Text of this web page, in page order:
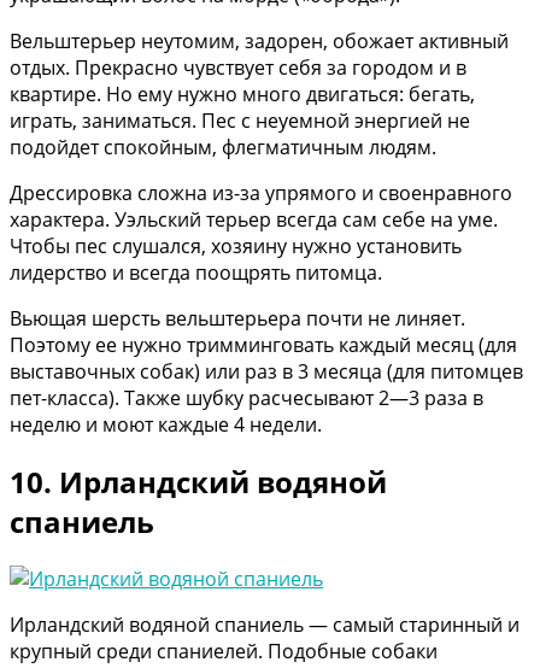
Вельштерьер неутомим, задорен, обожает активный
отдых. Прекрасно чувствует себя за городом и в
квартире. Но ему нужно много двигаться: бегать,
играть, заниматься. Пес с неуемной энергией не
подойдет спокойным, флегматичным людям.
Дрессировка сложна из-за упрямого и своенравного
характера. Уэльский терьер всегда сам себе на уме.
Чтобы пес слушался, хозяину нужно установить
лидерство и всегда поощрять питомца.
Вьющая шерсть вельштерьера почти не линяет.
Поэтому ее нужно тримминговать каждый месяц (для
выставочных собак) или раз в 3 месяца (для питомцев
пет-класса). Также шубку расчесывают 2—3 раза в
неделю и моют каждые 4 недели.
10. Ирландский водяной
спаниель
Ирландский водяной спаниель — самый старинный и
крупный среди спаниелей. Подобные собаки